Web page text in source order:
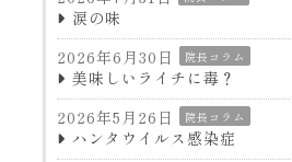
涙の味
2026年6月30日
院長コラム
美味しいライチに毒？
2026年5月26日
院長コラム
ハンタウイルス感染症